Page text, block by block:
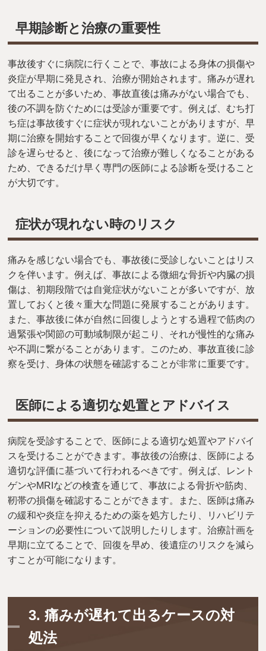
早期診断と治療の重要性
事故後すぐに病院に行くことで、事故による身体の損傷や
炎症が早期に発見され、治療が開始されます。痛みが遅れ
て出ることが多いため、事故直後は痛みがない場合でも、
後の不調を防ぐためには受診が重要です。例えば、むち打
ち症は事故後すぐに症状が現れないことがありますが、早
期に治療を開始することで回復が早くなります。逆に、受
診を遅らせると、後になって治療が難しくなることがある
ため、できるだけ早く専門の医師による診断を受けること
が大切です。
症状が現れない時のリスク
痛みを感じない場合でも、事故後に受診しないことはリス
クを伴います。例えば、事故による微細な骨折や内臓の損
傷は、初期段階では自覚症状がないことが多いですが、放
置しておくと後々重大な問題に発展することがあります。
また、事故後に体が自然に回復しようとする過程で筋肉の
過緊張や関節の可動域制限が起こり、それが慢性的な痛み
や不調に繋がることがあります。このため、事故直後に診
察を受け、身体の状態を確認することが非常に重要です。
医師による適切な処置とアドバイス
病院を受診することで、医師による適切な処置やアドバイ
スを受けることができます。事故後の治療は、医師による
適切な評価に基づいて行われるべきです。例えば、レント
ゲンやMRIなどの検査を通じて、事故による骨折や筋肉、
靭帯の損傷を確認することができます。また、医師は痛み
の緩和や炎症を抑えるための薬を処方したり、リハビリテ
ーションの必要性について説明したりします。治療計画を
早期に立てることで、回復を早め、後遺症のリスクを減ら
すことが可能になります。
3. 痛みが遅れて出るケースの対
処法